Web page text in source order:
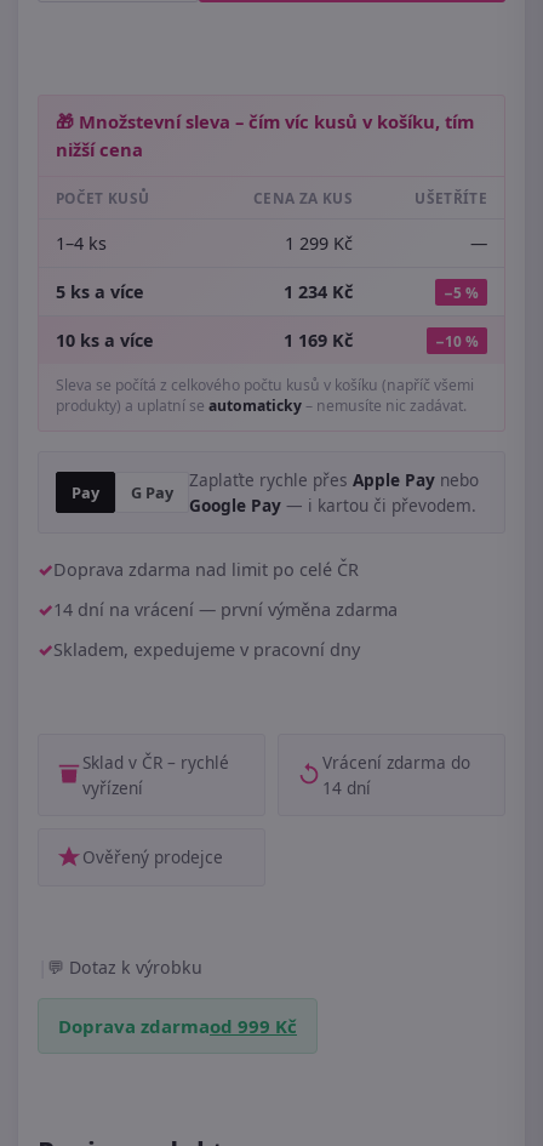
🎁 Množstevní sleva – čím víc kusů v košíku, tím
nižší cena
POČET KUSŮ CENA ZA KUS UŠETŘÍTE
1–4 ks 1 299 Kč —
5 ks a více 1 234 Kč −5 %
10 ks a více 1 169 Kč −10 %
Sleva se počítá z celkového počtu kusů v košíku (napříč všemi
produkty) a uplatní se automaticky– nemusíte nic zadávat.
Pay G Pay
Zaplaťte rychle přes Apple Pay nebo
Google Pay — i kartou či převodem.
Doprava zdarma nad limit po celé ČR
14 dní na vrácení — první výměna zdarma
Skladem, expedujeme v pracovní dny
Sklad v ČR – rychlé
vyřízení
Vrácení zdarma do
14 dní
Ověřený prodejce
Dotaz k výrobku
Doprava zdarmaod 999 Kč